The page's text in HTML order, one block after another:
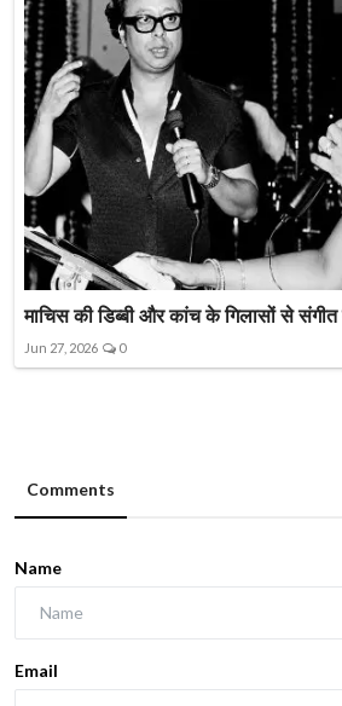
माचिस की डिब्बी और कांच के गिलासों से
Jun 27, 2026 0
Comments
Name
Email